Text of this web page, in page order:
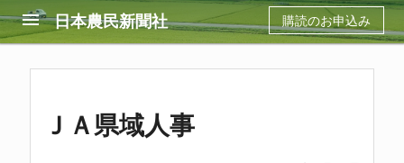
menu 日本農民新聞社 購読のお申込み
ＪＡ県域人事